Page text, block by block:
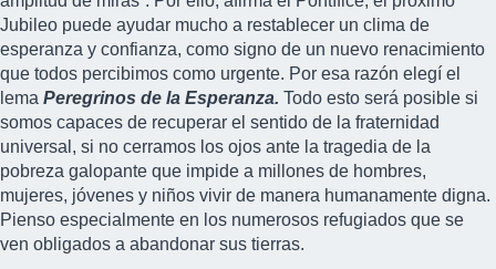
Jubileo puede ayudar mucho a restablecer un clima de
esperanza y confianza, como signo de un nuevo renacimiento
que todos percibimos como urgente. Por esa razón elegí el
lema Peregrinos de la Esperanza. Todo esto será posible si
somos capaces de recuperar el sentido de la fraternidad
universal, si no cerramos los ojos ante la tragedia de la
pobreza galopante que impide a millones de hombres,
mujeres, jóvenes y niños vivir de manera humanamente digna.
Pienso especialmente en los numerosos refugiados que se
ven obligados a abandonar sus tierras.